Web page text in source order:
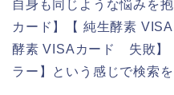
自身も同じような悩みを
カード】【 純生酵素
酵素 VISAカード 失敗】
ラー】という感じで検索を